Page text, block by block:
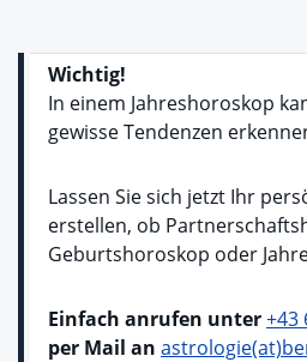
Wichtig!
In einem Jahreshoroskop
gewisse Tendenzen
Lassen Sie sich jetzt Ihr
erstellen, ob
Geburtshoroskop oder
Einfach anrufen unter+43
per Mail an